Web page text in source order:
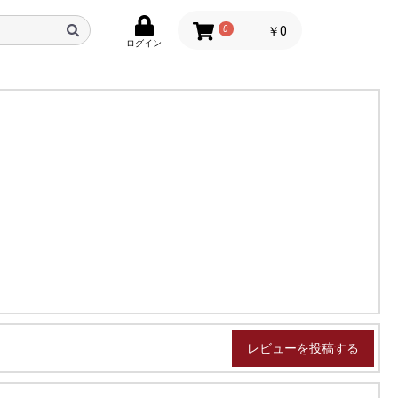
ログイン
0 ￥0
レビューを投稿する